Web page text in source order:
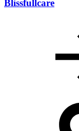
Blissfullcare